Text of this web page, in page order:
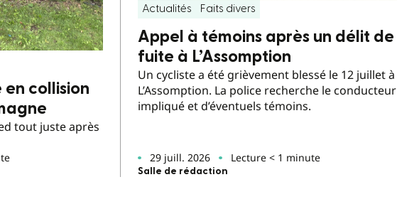
collision
tout juste après
Actualités Faits divers
Appel à témoins après un délit de
fuite à L’Assomption
Un cycliste a été grièvement blessé le 12 juillet à
L’Assomption. La police recherche le conducteur
impliqué et d’éventuels témoins.
29 juill. 2026 Lecture < 1 minute
Salle de rédaction